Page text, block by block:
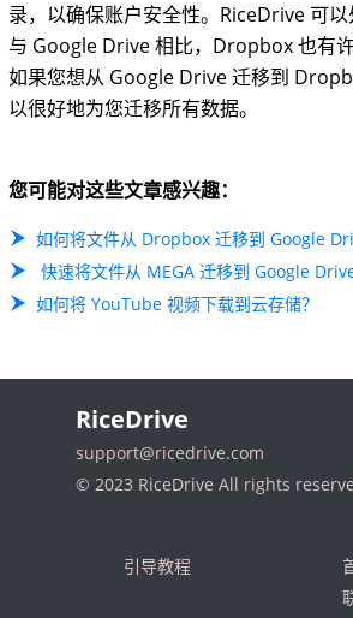
录，以确保账户安全性。RiceDrive 可以
与 Google Drive 相比，Dropbox 也有许
如果您想从 Google Drive 迁移到
以很好地为您迁移所有数据。
您可能对这些文章感兴趣：
如何将文件从 Dropbox 迁移到 Google
快速将文件从 MEGA 迁移到 Google
如何将 YouTube 视频下载到云存储？
RiceDrive
support@ricedrive.com
© 2023 RiceDrive All rights
引导教程